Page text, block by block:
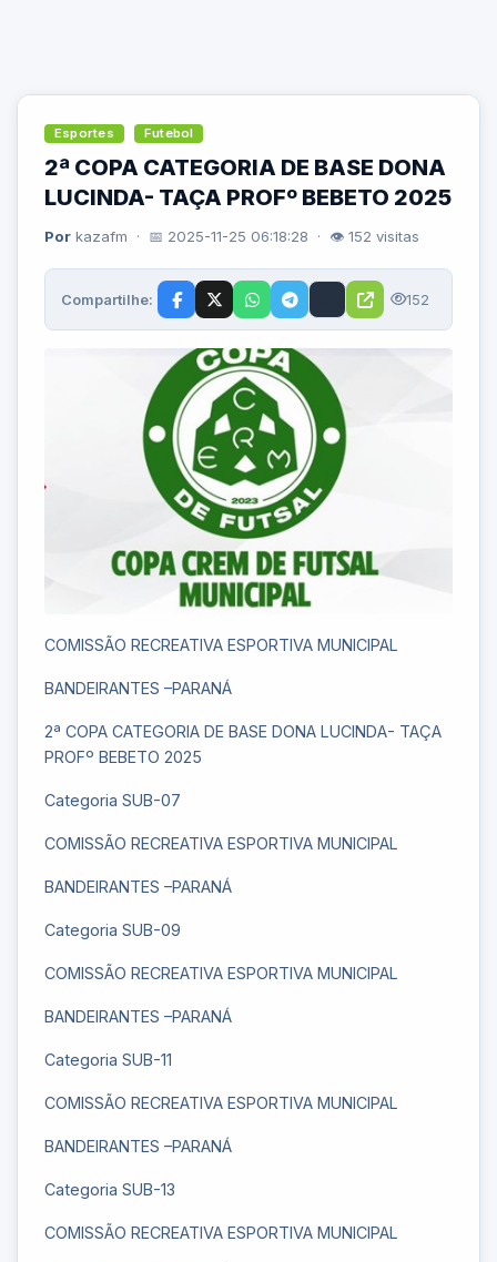
Esportes Futebol
2ª COPA CATEGORIA DE BASE DONA
LUCINDA- TAÇA PROFº BEBETO 2025
Por kazafm · 📅 2025-11-25 06:18:28 · 👁 152 visitas
Compartilhe: 152
COMISSÃO RECREATIVA ESPORTIVA MUNICIPAL
BANDEIRANTES –PARANÁ
2ª COPA CATEGORIA DE BASE DONA LUCINDA- TAÇA
PROFº BEBETO 2025
Categoria SUB-07
COMISSÃO RECREATIVA ESPORTIVA MUNICIPAL
BANDEIRANTES –PARANÁ
Categoria SUB-09
COMISSÃO RECREATIVA ESPORTIVA MUNICIPAL
BANDEIRANTES –PARANÁ
Categoria SUB-11
COMISSÃO RECREATIVA ESPORTIVA MUNICIPAL
BANDEIRANTES –PARANÁ
Categoria SUB-13
COMISSÃO RECREATIVA ESPORTIVA MUNICIPAL